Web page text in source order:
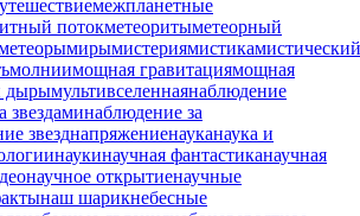
межпланетные
потокметеоритыметеорный
мирымистериямистикамистический
молниимощная гравитациямощная
дырымультивселеннаянаблюдение
звездаминаблюдение за
звезднапряжениенауканаука и
наукинаучная фантастиканаучная
научное открытиенаучные
наш шарикнебесные